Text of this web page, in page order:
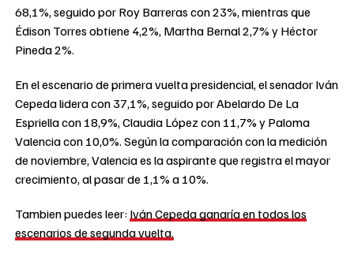
68,1%, seguido por Roy Barreras con 23%, mientras que
Édison Torres obtiene 4,2%, Martha Bernal 2,7% y Héctor
Pineda 2%.
En el escenario de primera vuelta presidencial, el senador Iván
Cepeda lidera con 37,1%, seguido por Abelardo De La
Espriella con 18,9%, Claudia López con 11,7% y Paloma
Valencia con 10,0%. Según la comparación con la medición
de noviembre, Valencia es la aspirante que registra el mayor
crecimiento, al pasar de 1,1% a 10%.
Tambien puedes leer: Iván Cepeda ganaría en todos los
escenarios de segunda vuelta.